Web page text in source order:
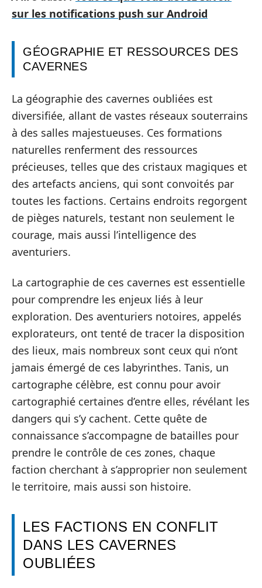
sur les notifications push sur Android
GÉOGRAPHIE ET RESSOURCES DES
CAVERNES
La géographie des cavernes oubliées est
diversifiée, allant de vastes réseaux souterrains
à des salles majestueuses. Ces formations
naturelles renferment des ressources
précieuses, telles que des cristaux magiques et
des artefacts anciens, qui sont convoités par
toutes les factions. Certains endroits regorgent
de pièges naturels, testant non seulement le
courage, mais aussi l’intelligence des
aventuriers.
La cartographie de ces cavernes est essentielle
pour comprendre les enjeux liés à leur
exploration. Des aventuriers notoires, appelés
explorateurs, ont tenté de tracer la disposition
des lieux, mais nombreux sont ceux qui n’ont
jamais émergé de ces labyrinthes. Tanis, un
cartographe célèbre, est connu pour avoir
cartographié certaines d’entre elles, révélant les
dangers qui s’y cachent. Cette quête de
connaissance s’accompagne de batailles pour
prendre le contrôle de ces zones, chaque
faction cherchant à s’approprier non seulement
le territoire, mais aussi son histoire.
LES FACTIONS EN CONFLIT
DANS LES CAVERNES
OUBLIÉES